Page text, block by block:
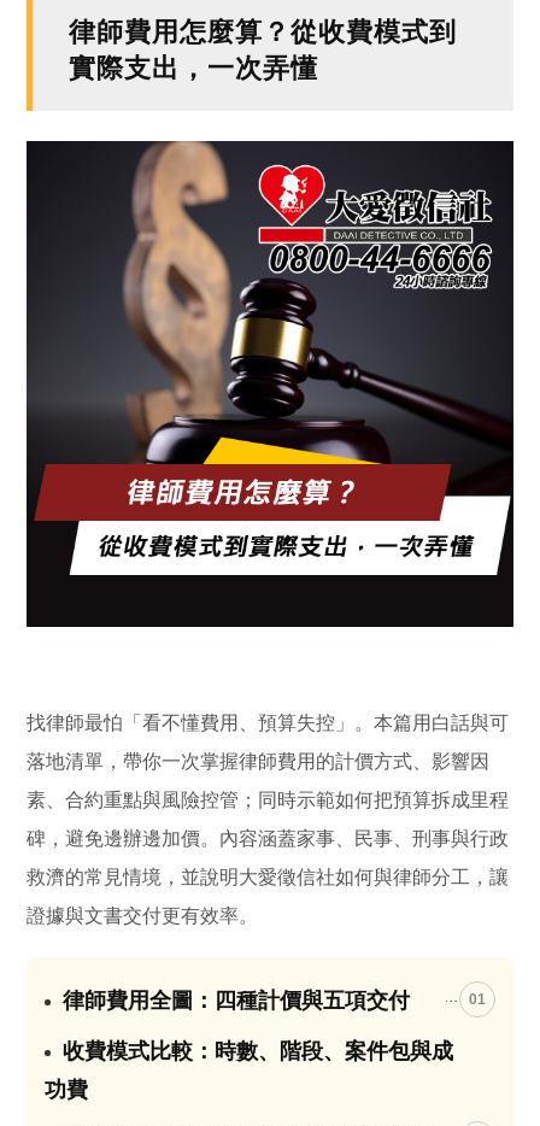
律師費用怎麼算？從收費模式到
實際支出，一次弄懂
找律師最怕「看不懂費用、預算失控」。本篇用白話與可
落地清單，帶你一次掌握律師費用的計價方式、影響因
素、合約重點與風險控管；同時示範如何把預算拆成里程
碑，避免邊辦邊加價。內容涵蓋家事、民事、刑事與行政
救濟的常見情境，並說明大愛徵信社如何與律師分工，讓
證據與文書交付更有效率。
律師費用全圖：四種計價與五項交付 01
收費模式比較：時數、階段、案件包與成
功費